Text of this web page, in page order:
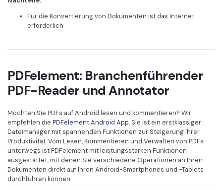
Für die Konvertierung von Dokumenten ist das Internet
erforderlich
PDFelement: Branchenführender
PDF-Reader und Annotator
Möchten Sie PDFs auf Android lesen und kommentieren? Wir
empfehlen die PDFelement Android App. Sie ist ein erstklassiger
Dateimanager mit spannenden Funktionen zur Steigerung Ihrer
Produktivität. Vom Lesen, Kommentieren und Verwalten von PDFs
unterwegs ist PDFelement mit leistungsstarken Funktionen
ausgestattet, mit denen Sie verschiedene Operationen an Ihren
Dokumenten direkt auf Ihren Android-Smartphones und -Tablets
durchführen können.